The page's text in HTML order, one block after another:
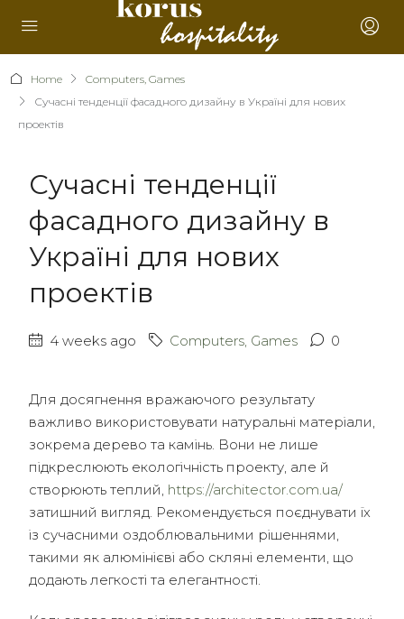
Home
Computers, Games
Сучасні тенденції фасадного дизайну в Україні для нових
проектів
Сучасні тенденції
фасадного дизайну в
Україні для нових
проектів
4 weeks ago Computers, Games 0
Для досягнення вражаючого результату
важливо використовувати натуральні матеріали,
зокрема дерево та камінь. Вони не лише
підкреслюють екологічність проекту, але й
створюють теплий, https://architector.com.ua/
затишний вигляд. Рекомендується поєднувати їх
із сучасними оздоблювальними рішеннями,
такими як алюмінієві або скляні елементи, що
додають легкості та елегантності.